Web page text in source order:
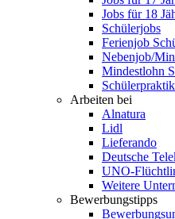
Jobs für 18
Schülerjobs
Ferienjob
Nebenjob/
Mindestlohn
Arbeiten bei
Alnatura
Lidl
Lieferando
Deutsche
UNO-
Weitere
Bewerbungstipps